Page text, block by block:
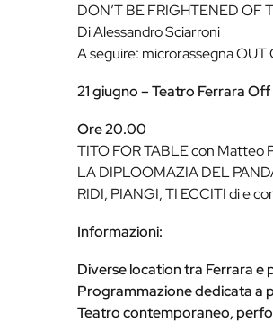
DON’T BE FRIGHTENED OF
Di Alessandro Sciarroni
A seguire: microrassegna
21 giugno – Teatro Ferrara Off
Ore 20.00
TITO FOR TABLE con Matteo
LA DIPLOOMAZIA DEL
RIDI, PIANGI, TI ECCITI di e
Informazioni:
Diverse location tra Ferrara e
Programmazione dedicata a
Teatro contemporaneo,